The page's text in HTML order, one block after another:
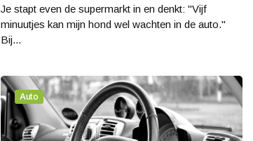
Je stapt even de supermarkt in en denkt: "Vijf
minuutjes kan mijn hond wel wachten in de auto."
Bij...
Auto